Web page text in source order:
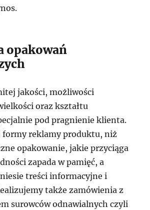
opakowań
jakości, możliwości
oraz kształtu
pod pragnienie klienta.
formy reklamy produktu, niż
opakowanie, jakie przyciąga
zapada w pamięć, a
treści informacyjne i
także zamówienia z
surowców odnawialnych czyli